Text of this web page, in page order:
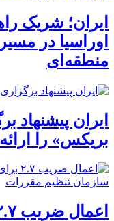
ایران؛ شریک
اوراسیا در
منطقه‌ای
ایران پیشنهاد
بریکس» را